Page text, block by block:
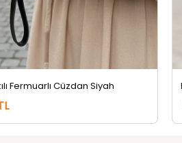
Fermuarlı Cüzdan Siyah